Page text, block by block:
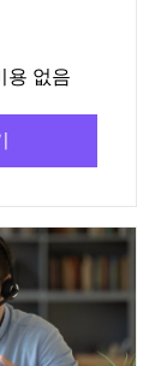
용 없음